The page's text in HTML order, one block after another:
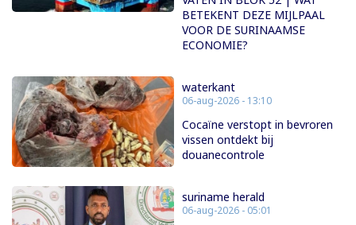
BETEKENT DEZE MIJLPAAL
VOOR DE SURINAAMSE
ECONOMIE?
waterkant
06-aug-2026 - 13:10
Cocaïne verstopt in bevroren
vissen ontdekt bij
douanecontrole
suriname herald
06-aug-2026 - 05:01